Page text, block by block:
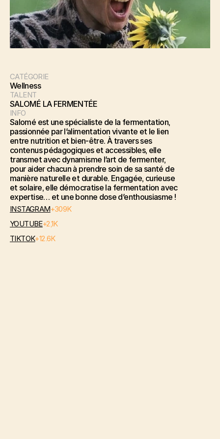
CATÉGORIE
Wellness
TALENT
SALOMÉ LA FERMENTÉE
INFO
Salomé est une spécialiste de la fermentation,
passionnée par l’alimentation vivante et le lien
entre nutrition et bien-être. À travers ses
contenus pédagogiques et accessibles, elle
transmet avec dynamisme l’art de fermenter,
pour aider chacun à prendre soin de sa santé de
manière naturelle et durable. Engagée, curieuse
et solaire, elle démocratise la fermentation avec
expertise… et une bonne dose d’enthousiasme !
INSTAGRAM+309K
YOUTUBE+2,1K
TIKTOK+12.6K